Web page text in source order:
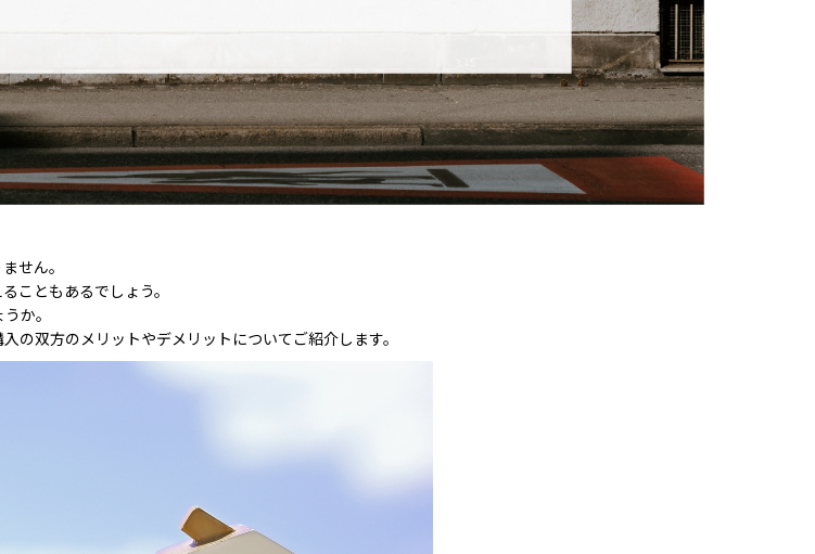
せん。
こともあるでしょう。
か。
の双方のメリットやデメリットについてご紹介します。